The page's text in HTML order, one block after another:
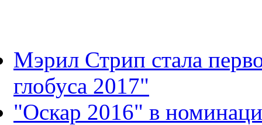
Мэрил Стрип стала
глобуса 2017"
"Оскар 2016" в